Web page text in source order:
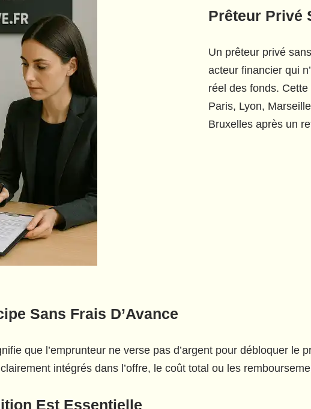
Prêteur Privé
Un prêteur privé
acteur financier qui
réel des fonds.
Paris, Lyon,
Bruxelles après un
Sans Frais D’Avance
que l’emprunteur ne verse pas d’argent pour débloquer
intégrés dans l’offre, le coût total ou les
Est Essentielle